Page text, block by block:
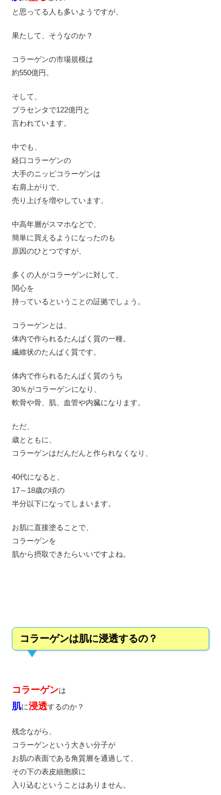
と思ってる人も多いようですが、
果たして、そうなのか？
コラーゲンの市場規模は
約550億円。
そして、
プラセンタで122億円と
言われています。
中でも、
経口コラーゲンの
大手のニッピコラーゲンは
右肩上がりで、
売り上げを増やしています。
中高年層がスマホなどで、
簡単に買えるようになったのも
原因のひとつですが、
多くの人がコラーゲンに対して、
関心を
持っているということの証拠でしょう。
コラーゲンとは、
体内で作られるたんぱく質の一種。
繊維状のたんぱく質です。
体内で作られるたんぱく質のうち
30％がコラーゲンになり、
軟骨や骨、肌、血管や内臓になります。
ただ、
歳とともに、
コラーゲンはだんだんと作られなくなり、
40代になると、
17～18歳の頃の
半分以下になってしまいます。
お肌に直接塗ることで、
コラーゲンを
肌から摂取できたらいいですよね。
コラーゲンは肌に浸透するの？
コラーゲンは
肌に浸透するのか？
残念ながら、
コラーゲンという大きい分子が
お肌の表面である角質層を通過して、
その下の表皮細胞膜に
入り込むということはありません。